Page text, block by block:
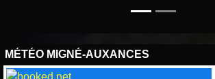
MÉTÉO MIGNÉ-AUXANCES